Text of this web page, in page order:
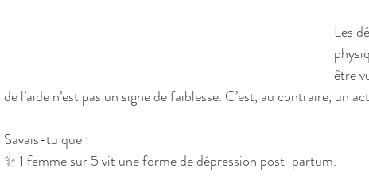
Les
être
de l’aide n’est pas un signe de faiblesse. C’est, au contraire, un
Savais-tu que :
✨ 1 femme sur 5 vit une forme de dépression post-partum.